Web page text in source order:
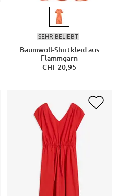
SEHR BELIEBT
Baumwoll-Shirtkleid aus
Flammgarn
CHF 20,95